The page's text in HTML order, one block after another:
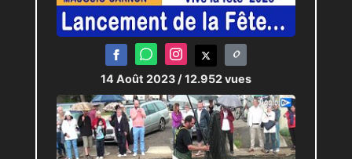
14 Août 2023 / 12.952 vues